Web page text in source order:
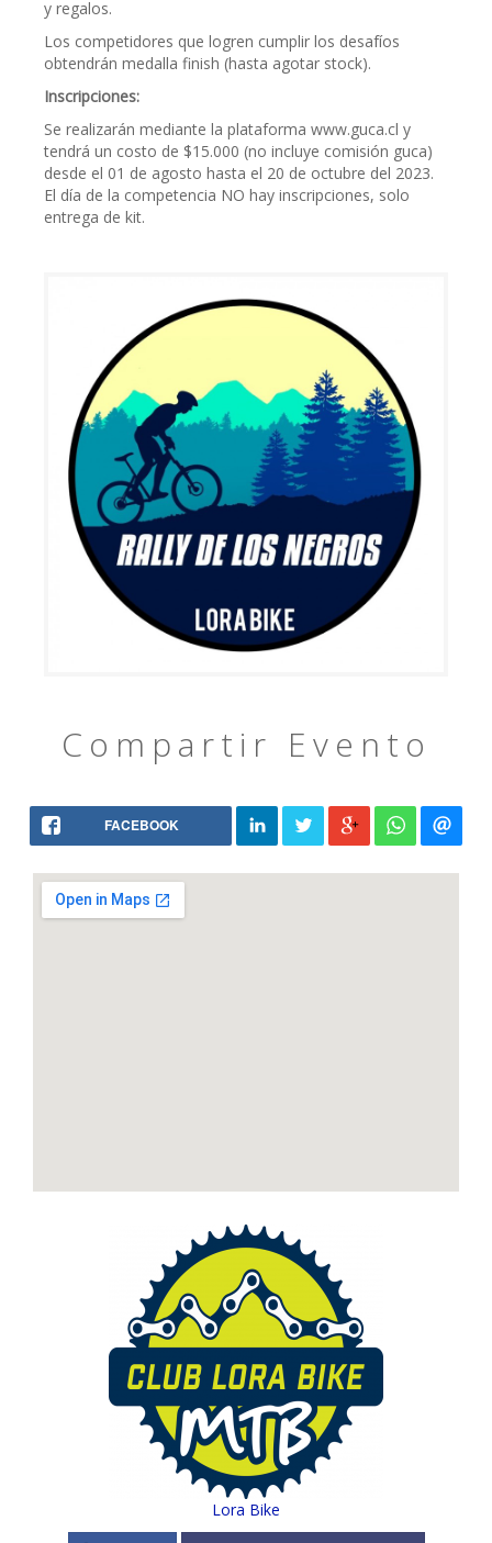
y regalos.
Los competidores que logren cumplir los desafíos
obtendrán medalla finish (hasta agotar stock).
Inscripciones:
Se realizarán mediante la plataforma www.guca.cl y
tendrá un costo de $15.000 (no incluye comisión guca)
desde el 01 de agosto hasta el 20 de octubre del 2023.
El día de la competencia NO hay inscripciones, solo
entrega de kit.
Compartir Evento
FACEBOOK
Lora Bike